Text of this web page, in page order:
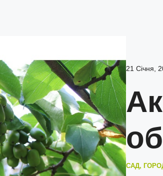
21 Січня,
САД,